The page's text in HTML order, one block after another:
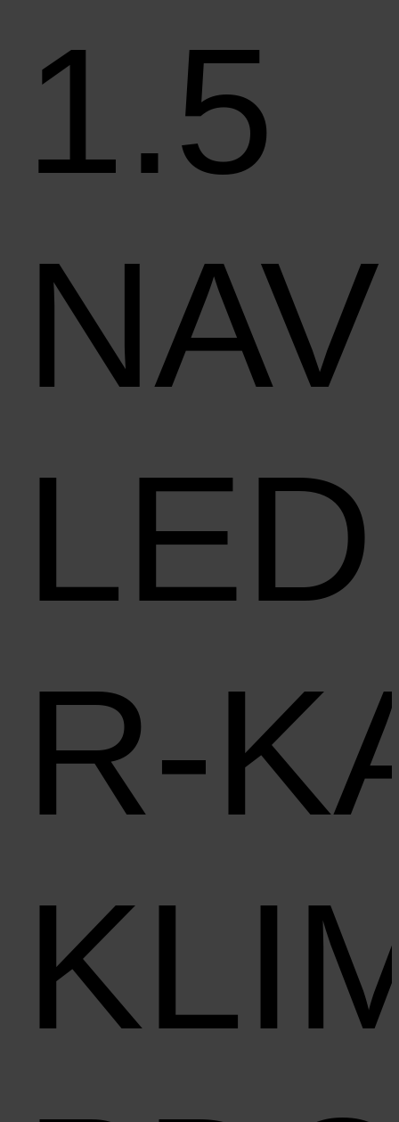
1.5
LED